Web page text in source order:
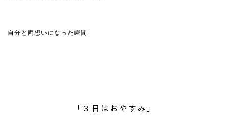
自分と両想いになった瞬間
「３日はおやすみ」